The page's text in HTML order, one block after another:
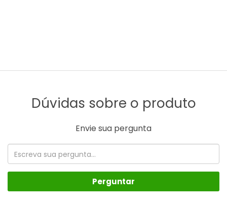
Dúvidas sobre o produto
Envie sua pergunta
Perguntar